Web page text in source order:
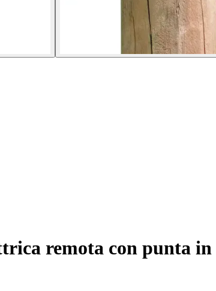
remota con punta in